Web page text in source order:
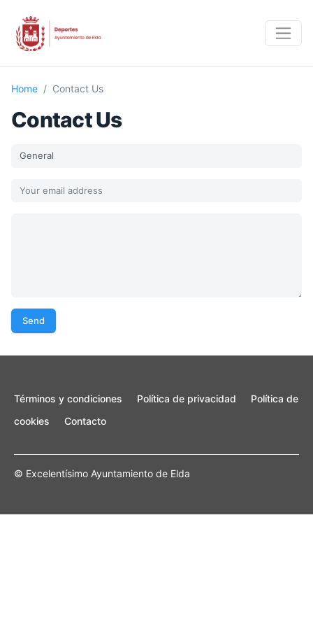
Home Contact Us
Contact Us
Send
Términos y condiciones Política de privacidad
Política de
cookies
Contacto
© Excelentísimo Ayuntamiento de Elda